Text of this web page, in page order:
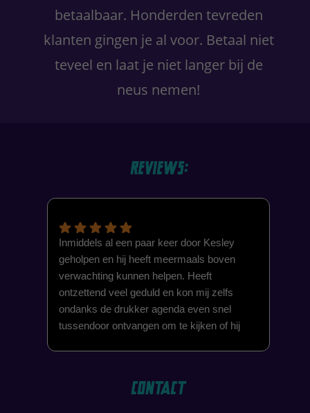
betaalbaar. Honderden tevreden
klanten gingen je al voor. Betaal niet
teveel en laat je niet langer bij de
neus nemen!
Reviews:
Inmiddels al een paar keer door Kesley
geholpen en hij heeft meermaals boven
verwachting kunnen helpen. Heeft
ontzettend veel geduld en kon mij zelfs
ondanks de drukker agenda even snel
tussendoor ontvangen om te kijken of hij
Mochten er in de toekomst vragen of
Contact